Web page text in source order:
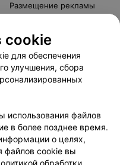
Размещение рекламы
Способы оплаты
103.by
данных
cookie
для обеспечения
улучшения, сбора
использования файлов
в более позднее время.
о целях,
файлов cookie вы
обработки